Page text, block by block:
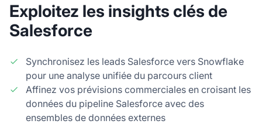
Exploitez les insights clés de
Salesforce
Synchronisez les leads Salesforce vers Snowflake
pour une analyse unifiée du parcours client
Affinez vos prévisions commerciales en croisant les
données du pipeline Salesforce avec des
ensembles de données externes